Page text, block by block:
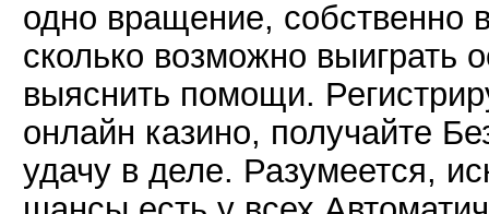
одно вращение, собственно
сколько возможно выиграть
выяснить помощи.
онлайн казино, получайте
удачу в деле. Разумеется,